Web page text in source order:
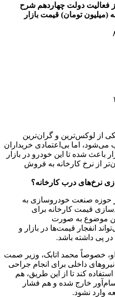
فعالیت دولت چهاردهم شرح
تومان) قیمت بازار
۸ پرو هیبرید یکی از لوکس‌ترین و گران‌ترین
اما بی‌اعتمادی خریداران
باعث شده تا این خودرو در بازار
ارزان‌تر از نرخ کارخانه به فروش
نرخ‌های درب کارخانه؟
حوزه صنعت خودروسازی به
قیمت کارخانه برای
موضوع به صورت
انفجار قیمت‌ها در بازار و
پی داشته باشد.
او، خصوصاً محمد اتابک، وزیر صمت
داخلی برای انجام جراحی
کند تا از این طریق، هم
خارج شده و هم فشار
وارد نشود.